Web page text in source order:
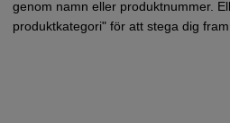
genom namn eller produktnummer.
produktkategori" för att stega dig